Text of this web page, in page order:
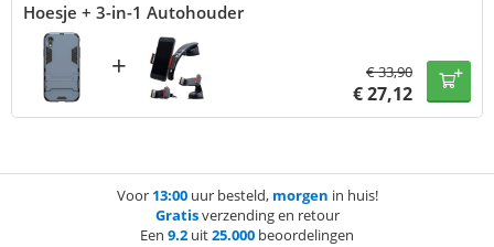
Hoesje + 3-in-1 Autohouder
+ €33,90
€27,12
Voor 13:00uur besteld, morgen in huis!
Gratisverzending en retour
Een 9.2 uit25.000 beoordelingen